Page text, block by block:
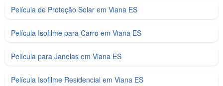
Película de Proteção Solar em Viana ES
Película Isofilme para Carro em Viana ES
Película para Janelas em Viana ES
Película Isofilme Residencial em Viana ES